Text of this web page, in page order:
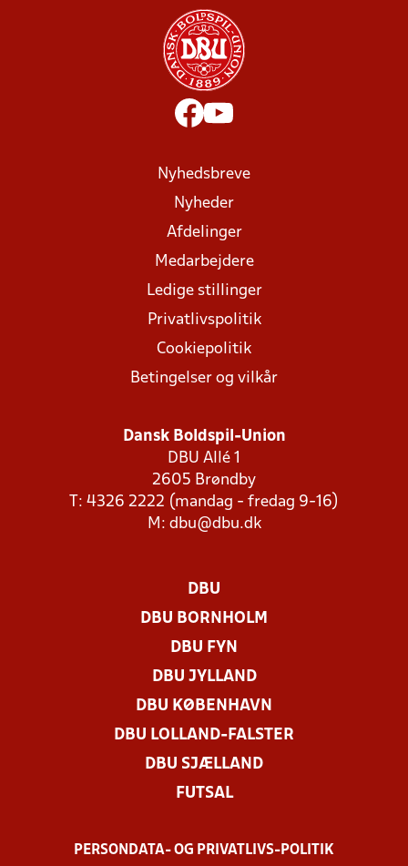
Nyhedsbreve
Nyheder
Afdelinger
Medarbejdere
Ledige stillinger
Privatlivspolitik
Cookiepolitik
Betingelser og vilkår
Dansk Boldspil-Union
DBU Allé 1
2605 Brøndby
T: 4326 2222 (mandag - fredag 9-16)
M: dbu@dbu.dk
DBU
DBU BORNHOLM
DBU FYN
DBU JYLLAND
DBU KØBENHAVN
DBU LOLLAND-FALSTER
DBU SJÆLLAND
FUTSAL
PERSONDATA- OG PRIVATLIVS-POLITIK